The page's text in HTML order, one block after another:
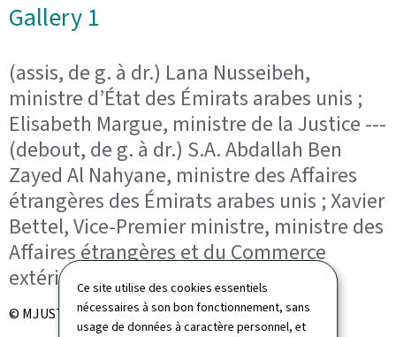
Ce site utilise des cookies essentiels
nécessaires à son bon fonctionnement, sans
usage de données à caractère personnel, et
Gallery 1
(assis, de g. à dr.) Lana Nusseibeh,
ministre d’État des Émirats arabes unis ;
Elisabeth Margue, ministre de la Justice ---
(debout, de g. à dr.) S.A. Abdallah Ben
Zayed Al Nahyane, ministre des Affaires
étrangères des Émirats arabes unis ; Xavier
Bettel, Vice-Premier ministre, ministre des
Affaires étrangères et du Commerce
extérieur
© MJUST